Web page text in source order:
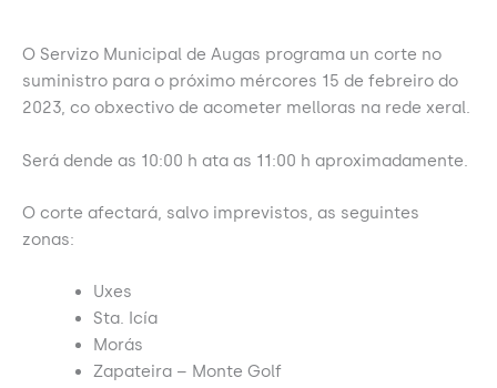
O Servizo Municipal de Augas programa un corte no
suministro para o próximo mércores 15 de febreiro do
2023, co obxectivo de acometer melloras na rede xeral.
Será dende as 10:00 h ata as 11:00 h aproximadamente.
O corte afectará, salvo imprevistos, as seguintes
zonas:
Uxes
Sta. Icía
Morás
Zapateira – Monte Golf